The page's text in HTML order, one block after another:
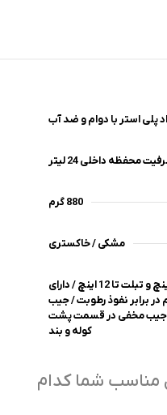
پلی استر با دوام و ضد آب
880 گرم
مشکی / خاکستری
سازگار با لپتاپ تا سایز 15.6 اینچ و تبلت تا 12 اینچ / دارای
برابر نفوذ رطوبت / جیب
جیب مخفی در قسمت پشت
کوله و بند
مناسب شما کدام